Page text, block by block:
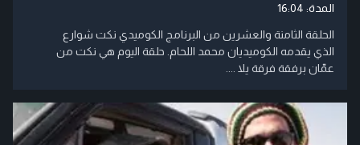
المدة: 16:04
الحلقة الثامنة والعشرين من البرنامج الكوميدي نكت شوارع
الذي يقدمه الكوميديان محمد اللحام. حلقة اليوم هي نكت من
عمّان برفقة فرقة يلا ....